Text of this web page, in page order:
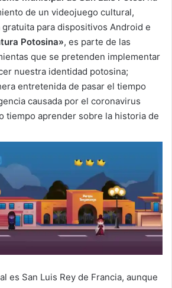
de un videojuego cultural,
para dispositivos Android e
Potosina», es parte de las
que se pretenden implementar
nuestra identidad potosina;
entretenida de pasar el tiempo
causada por el coronavirus
tiempo aprender sobre la historia de
es San Luis Rey de Francia, aunque